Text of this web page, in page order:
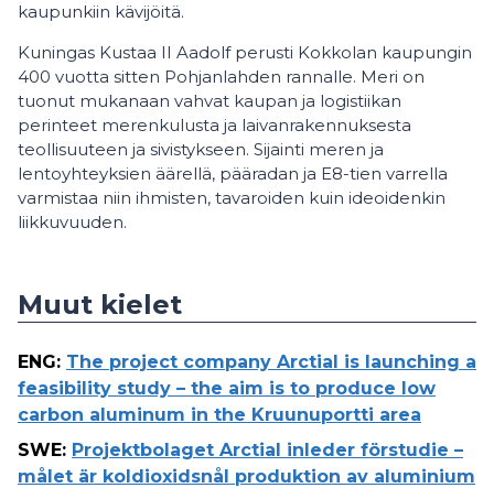
kaupunkiin kävijöitä.
Kuningas Kustaa II Aadolf perusti Kokkolan kaupungin
400 vuotta sitten Pohjanlahden rannalle. Meri on
tuonut mukanaan vahvat kaupan ja logistiikan
perinteet merenkulusta ja laivanrakennuksesta
teollisuuteen ja sivistykseen. Sijainti meren ja
lentoyhteyksien äärellä, pääradan ja E8-tien varrella
varmistaa niin ihmisten, tavaroiden kuin ideoidenkin
liikkuvuuden.
Muut kielet
ENG: The project company Arctial is launching a
feasibility study – the aim is to produce low
carbon aluminum in the Kruunuportti area
SWE: Projektbolaget Arctial inleder förstudie –
målet är koldioxidsnål produktion av aluminium